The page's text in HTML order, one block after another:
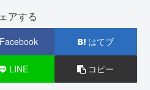
アする
Facebook はてブ
LINE コピー